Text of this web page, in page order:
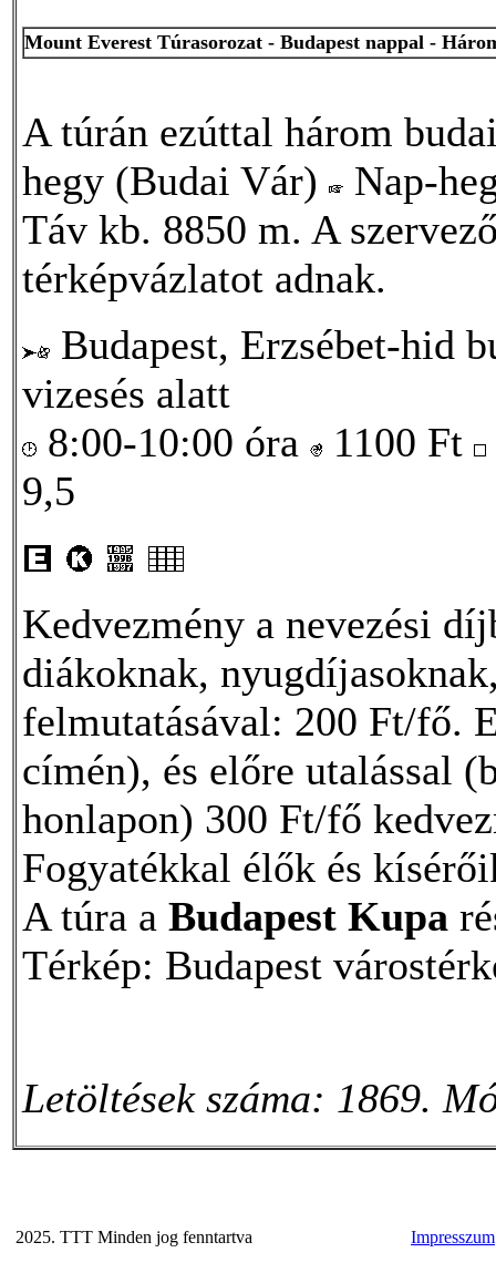
Mount Everest Túrasorozat - Budapest nappal -
A túrán ezúttal három
hegy (Budai Vár)
Nap-
Táv kb. 8850 m. A
térképvázlatot adnak.
Budapest, Erzsébet-hid
vizesés alatt
8:00-10:00 óra
1100 Ft
9,5
Kedvezmény a nevezési
diákoknak,
felmutatásával: 200 Ft/fő.
címén), és előre utalással
honlapon) 300 Ft/fő
Fogyatékkal élők és
A túra a Budapest Kupa
Térkép: Budapest
Letöltések száma: 1869.
2025. TTT Minden jog fenntartva Impresszum